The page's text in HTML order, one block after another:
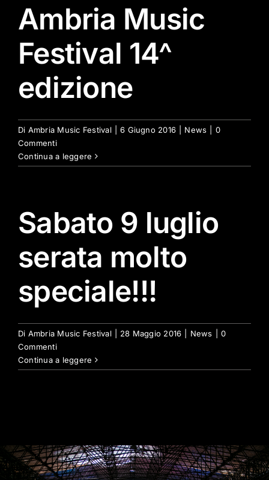
Ambria Music
Festival 14^
edizione
Di Ambria Music Festival 6 Giugno 2016 News
0
Commenti
Continua a leggere
Sabato 9 luglio
serata molto
speciale!!!
Di Ambria Music Festival 28 Maggio 2016 News
0
Commenti
Continua a leggere